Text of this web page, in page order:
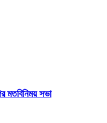
মতবিনিময় সভা